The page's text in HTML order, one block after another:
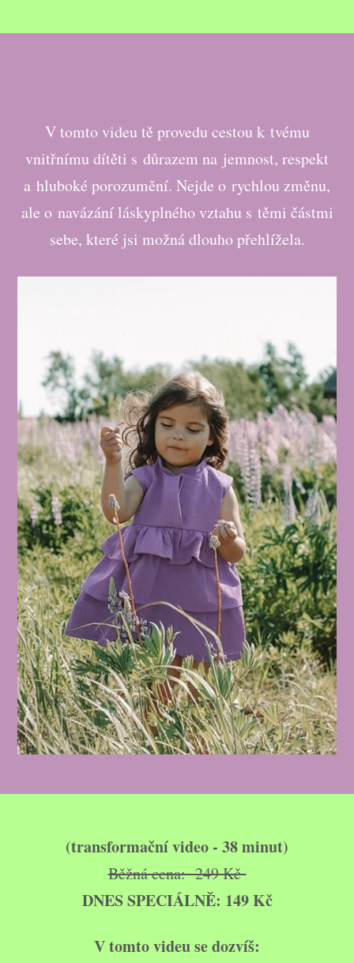
V tomto videu tě provedu cestou k tvému
vnitřnímu dítěti s důrazem na jemnost, respekt
a hluboké porozumění. Nejde o rychlou změnu,
ale o navázání láskyplného vztahu s těmi částmi
sebe, které jsi možná dlouho přehlížela.
(transformační video - 38 minut)
Běžná cena: 249 Kč
DNES SPECIÁLNĚ: 149 Kč
V tomto videu se dozvíš: